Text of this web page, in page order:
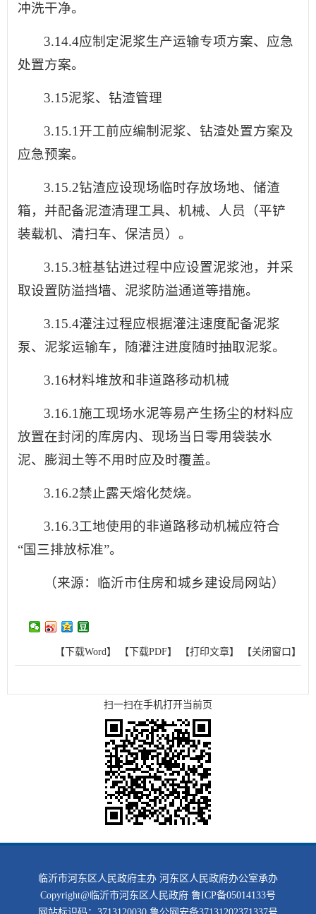
冲洗干净。
3.14.4应制定泥浆生产运输专项方案、应急
处置方案。
3.15泥浆、钻渣管理
3.15.1开工前应编制泥浆、钻渣处置方案及
应急预案。
3.15.2钻渣应设现场临时存放场地、储渣
箱，并配备泥渣清理工具、机械、人员（平铲
装载机、清扫车、保洁员）。
3.15.3桩基钻进过程中应设置泥浆池，并采
取设置防溢挡墙、泥浆防溢通道等措施。
3.15.4灌注过程应根据灌注速度配备泥浆
泵、泥浆运输车，随灌注进度随时抽取泥浆。
3.16材料堆放和非道路移动机械
3.16.1施工现场水泥等易产生扬尘的材料应
放置在封闭的库房内、现场当日零用袋装水
泥、膨润土等不用时应及时覆盖。
3.16.2禁止露天熔化焚烧。
3.16.3工地使用的非道路移动机械应符合
“国三排放标准”。
（来源：临沂市住房和城乡建设局网站）
【下载Word】 【下载PDF】 【打印文章】 【关闭窗口】
扫一扫在手机打开当前页
临沂市河东区人民政府主办 河东区人民政府办公室承办
Copyright@临沂市河东区人民政府 鲁ICP备05014133号